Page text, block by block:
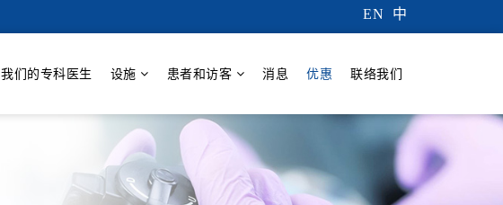
EN 中
我们的专科医生 设施 患者和访客 消息 优惠 联络我们